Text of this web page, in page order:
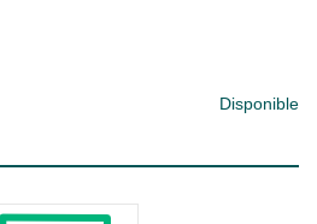
Disponible